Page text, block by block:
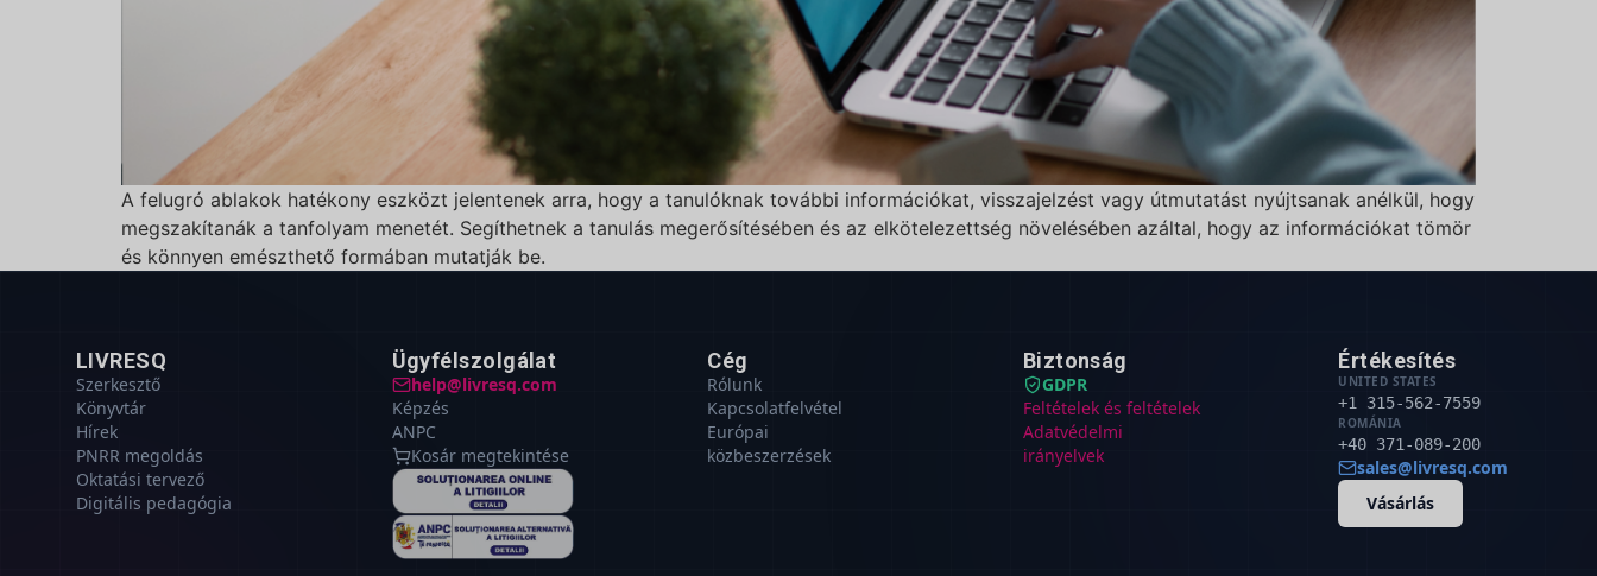
A felugró ablakok hatékony eszközt jelentenek arra, hogy a tanulóknak további információkat, visszajelzést vagy útmutatást nyújtsanak anélkül, hogy
megszakítanák a tanfolyam menetét. Segíthetnek a tanulás megerősítésében és az elkötelezettség növelésében azáltal, hogy az információkat tömör
és könnyen emészthető formában mutatják be.
LIVRESQ
Szerkesztő
Könyvtár
Hírek
PNRR megoldás
Oktatási tervező
Digitális pedagógia
Ügyfélszolgálat
help@livresq.com
Képzés
ANPC
Kosár megtekintése
Cég
Rólunk
Kapcsolatfelvétel
Európai
közbeszerzések
Biztonság
GDPR
Feltételek és feltételek
Adatvédelmi
irányelvek
Értékesítés
UNITED STATES
+1 315-562-7559
ROMÁNIA
+40 371-089-200
sales@livresq.com
Vásárlás